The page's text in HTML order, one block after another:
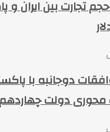
دوجانبه با
دولت چهاردهم